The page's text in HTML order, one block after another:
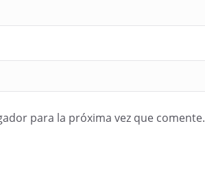
para la próxima vez que comente.